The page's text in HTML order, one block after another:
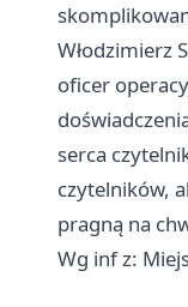
Włodzimierz
oficer
serca
czytelników,
pragną na
Wg inf z: